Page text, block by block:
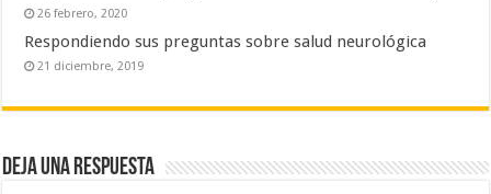
26 febrero, 2020
Respondiendo sus preguntas sobre salud neurológica
21 diciembre, 2019
Deja una respuesta